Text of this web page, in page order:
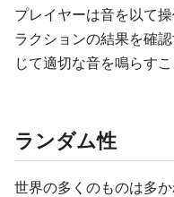
プレイヤーは音を以て
ラクションの結果を確
じて適切な音を鳴らす
ランダム性
世界の多くのものは多